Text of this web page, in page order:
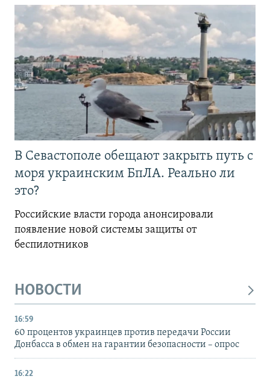
В Севастополе обещают закрыть путь с
моря украинским БпЛА. Реально ли
это?
Российские власти города анонсировали
появление новой системы защиты от
беспилотников
НОВОСТИ
16:59
60 процентов украинцев против передачи России
Донбасса в обмен на гарантии безопасности – опрос
16:22